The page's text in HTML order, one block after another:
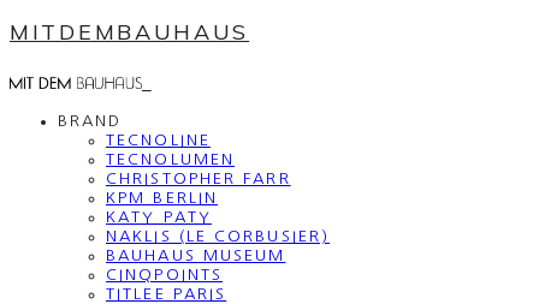
MITDEMBAUHAUS
BRAND
TECNOLINE
TECNOLUMEN
CHRISTOPHER FARR
KPM BERLIN
KATY PATY
NAKLIS (LE CORBUSIER)
BAUHAUS MUSEUM
CINQPOINTS
TITLEE PARIS